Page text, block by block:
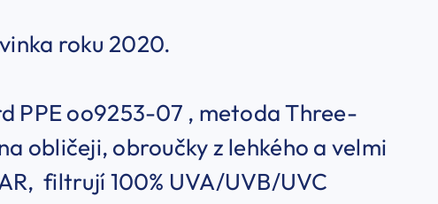
roku 2020.
PPE oo9253-07 , metoda Three-
obličeji, obroučky z lehkého a velmi
filtrují 100% UVA/UVB/UVC